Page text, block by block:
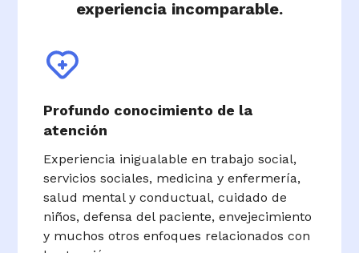
experiencia incomparable.
Profundo conocimiento de la
atención
Experiencia inigualable en trabajo social,
servicios sociales, medicina y enfermería,
salud mental y conductual, cuidado de
niños, defensa del paciente, envejecimiento
y muchos otros enfoques relacionados con